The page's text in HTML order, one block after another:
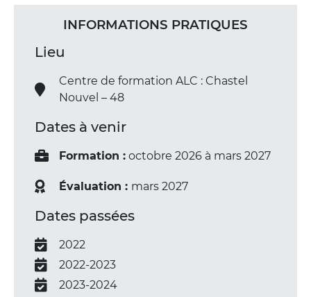
INFORMATIONS PRATIQUES
Lieu
Centre de formation ALC : Chastel
Nouvel – 48
Dates à venir
Formation : octobre 2026 à mars 2027
Évaluation : mars 2027
Dates passées
2022
2022-2023
2023-2024